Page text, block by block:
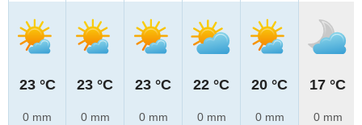
23 °C
0 mm
23 °C
0 mm
23 °C
0 mm
22 °C
0 mm
20 °C
0 mm
17 °C
0 mm